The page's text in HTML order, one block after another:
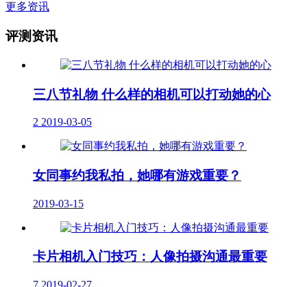
更多资讯
评测资讯
三八节礼物 什么样的相机可以打动她的心
2 2019-03-05
女同事约我私拍，她哪有游戏重要？
2019-03-15
卡片相机入门技巧：人像拍摄沟通最重要